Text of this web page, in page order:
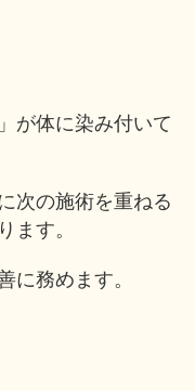
が体に染み付いて
次の施術を重ねる
ます。
に務めます。